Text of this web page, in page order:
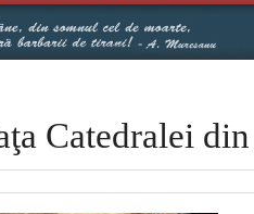
Catedralei